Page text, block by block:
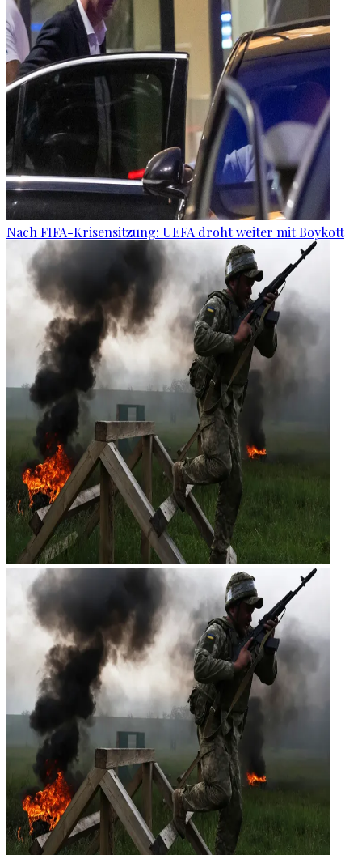
Nach FIFA-Krisensitzung: UEFA droht weiter mit Boykott